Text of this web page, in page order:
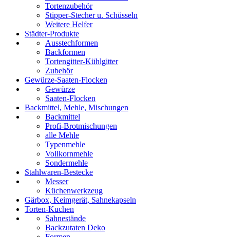
Tortenzubehör
Stipper-Stecher u. Schüsseln
Weitere Helfer
Städter-Produkte
Ausstechformen
Backformen
Tortengitter-Kühlgitter
Zubehör
Gewürze-Saaten-Flocken
Gewürze
Saaten-Flocken
Backmittel, Mehle, Mischungen
Backmittel
Profi-Brotmischungen
alle Mehle
Typenmehle
Vollkornmehle
Sondermehle
Stahlwaren-Bestecke
Messer
Küchenwerkzeug
Gärbox, Keimgerät, Sahnekapseln
Torten-Kuchen
Sahnestände
Backzutaten Deko